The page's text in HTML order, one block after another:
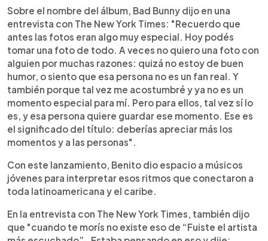
Sobre el nombre del álbum, Bad Bunny dijo en una
entrevista con The New York Times: "Recuerdo que
antes las fotos eran algo muy especial. Hoy podés
tomar una foto de todo. A veces no quiero una foto con
alguien por muchas razones: quizá no estoy de buen
humor, o siento que esa persona no es un fan real. Y
también porque tal vez me acostumbré y ya no es un
momento especial para mí. Pero para ellos, tal vez sí lo
es, y esa persona quiere guardar ese momento. Ese es
el significado del título: deberías apreciar más los
momentos y a las personas".
Con este lanzamiento, Benito dio espacio a músicos
jóvenes para interpretar esos ritmos que conectaron a
toda latinoamericana y el caribe.
En la entrevista con The New York Times, también dijo
que "cuando te morís no existe eso de “Fuiste el artista